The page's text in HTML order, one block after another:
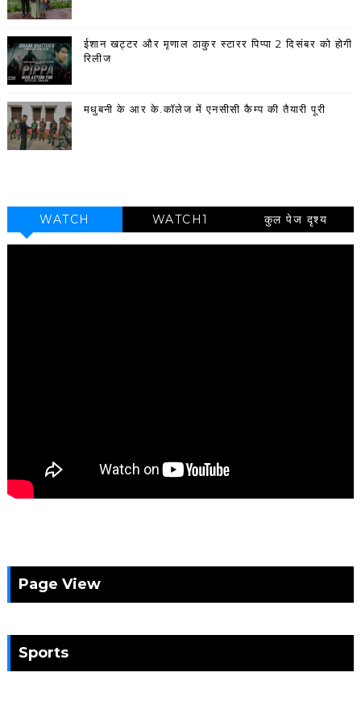
ईशान खट्टर और मृणाल ठाकुर स्टारर पिप्पा 2 दिसंबर को होगी
रिलीज
मधुबनी के आर के.कॉलेज में एनसीसी कैम्प की तैयारी पूरी
WATCH WATCH1 कुल पेज दृश्य
Page View
Sports